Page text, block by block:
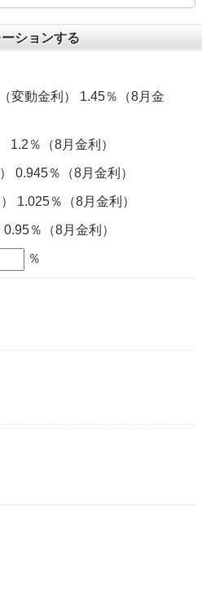
ションする
変動金利） 1.45％（8月金
1.2％（8月金利）
0.945％（8月金利）
1.025％（8月金利）
％（8月金利）
％